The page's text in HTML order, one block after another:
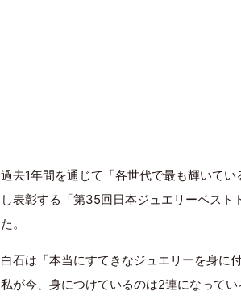
過去1年間を通じて「各世代で最も輝いて
し表彰する「第35回日本ジュエリーベス
た。
白石は「本当にすてきなジュエリーを身に
私が今、身につけているのは2連になって